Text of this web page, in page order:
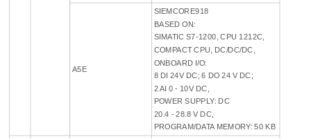
A5E
SIEMCORE918
BASED ON:
SIMATIC S7-1200, CPU 1212C,
COMPACT CPU, DC/DC/DC,
ONBOARD I/O:
8 DI 24V DC; 6 DO 24 V DC;
2 AI 0 - 10V DC,
POWER SUPPLY: DC
20.4 - 28.8 V DC,
PROGRAM/DATA MEMORY: 50 KB